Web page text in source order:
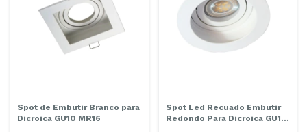
Spot de Embutir Branco para
Dicroica GU10 MR16
Spot Led Recuado Embutir
Redondo Para Dicroica GU10